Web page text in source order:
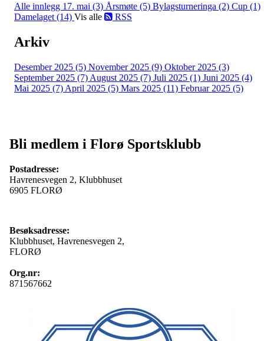
Alle innlegg 17. mai (3) Årsmøte (5) Bylagsturneringa (2) Cup (1)
Damelaget (14) Vis alle RSS
Arkiv
Desember 2025 (5) November 2025 (9) Oktober 2025 (3)
September 2025 (7) August 2025 (7) Juli 2025 (1) Juni 2025 (4)
Mai 2025 (7) April 2025 (5) Mars 2025 (11) Februar 2025 (5)
Bli medlem i Florø Sportsklubb
Postadresse:
Havrenesvegen 2, Klubbhuset
6905 FLORØ
Besøksadresse:
Klubbhuset, Havrenesvegen 2,
FLORØ
Org.nr:
871567662